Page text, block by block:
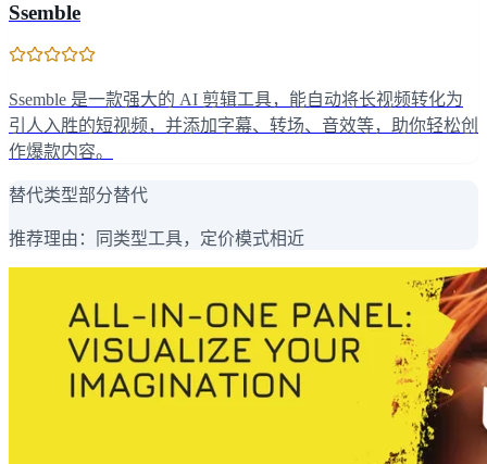
Ssemble
Ssemble 是一款强大的 AI 剪辑工具，能自动将长视频转化为
引人入胜的短视频，并添加字幕、转场、音效等，助你轻松创
作爆款内容。
替代类型部分替代
推荐理由： 同类型工具，定价模式相近